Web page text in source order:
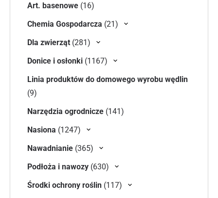
Art. basenowe 1616 produktów
Chemia Gospodarcza 2121 produktów
Dla zwierząt 281281 produktów
Donice i osłonki 11671167 produktów
Linia produktów do domowego wyrobu wędlin
99 produktów
Narzędzia ogrodnicze 141141 produktów
Nasiona 12471247 produktów
Nawadnianie 365365 produktów
Podłoża i nawozy 630630 produktów
Środki ochrony roślin 117117 produktów